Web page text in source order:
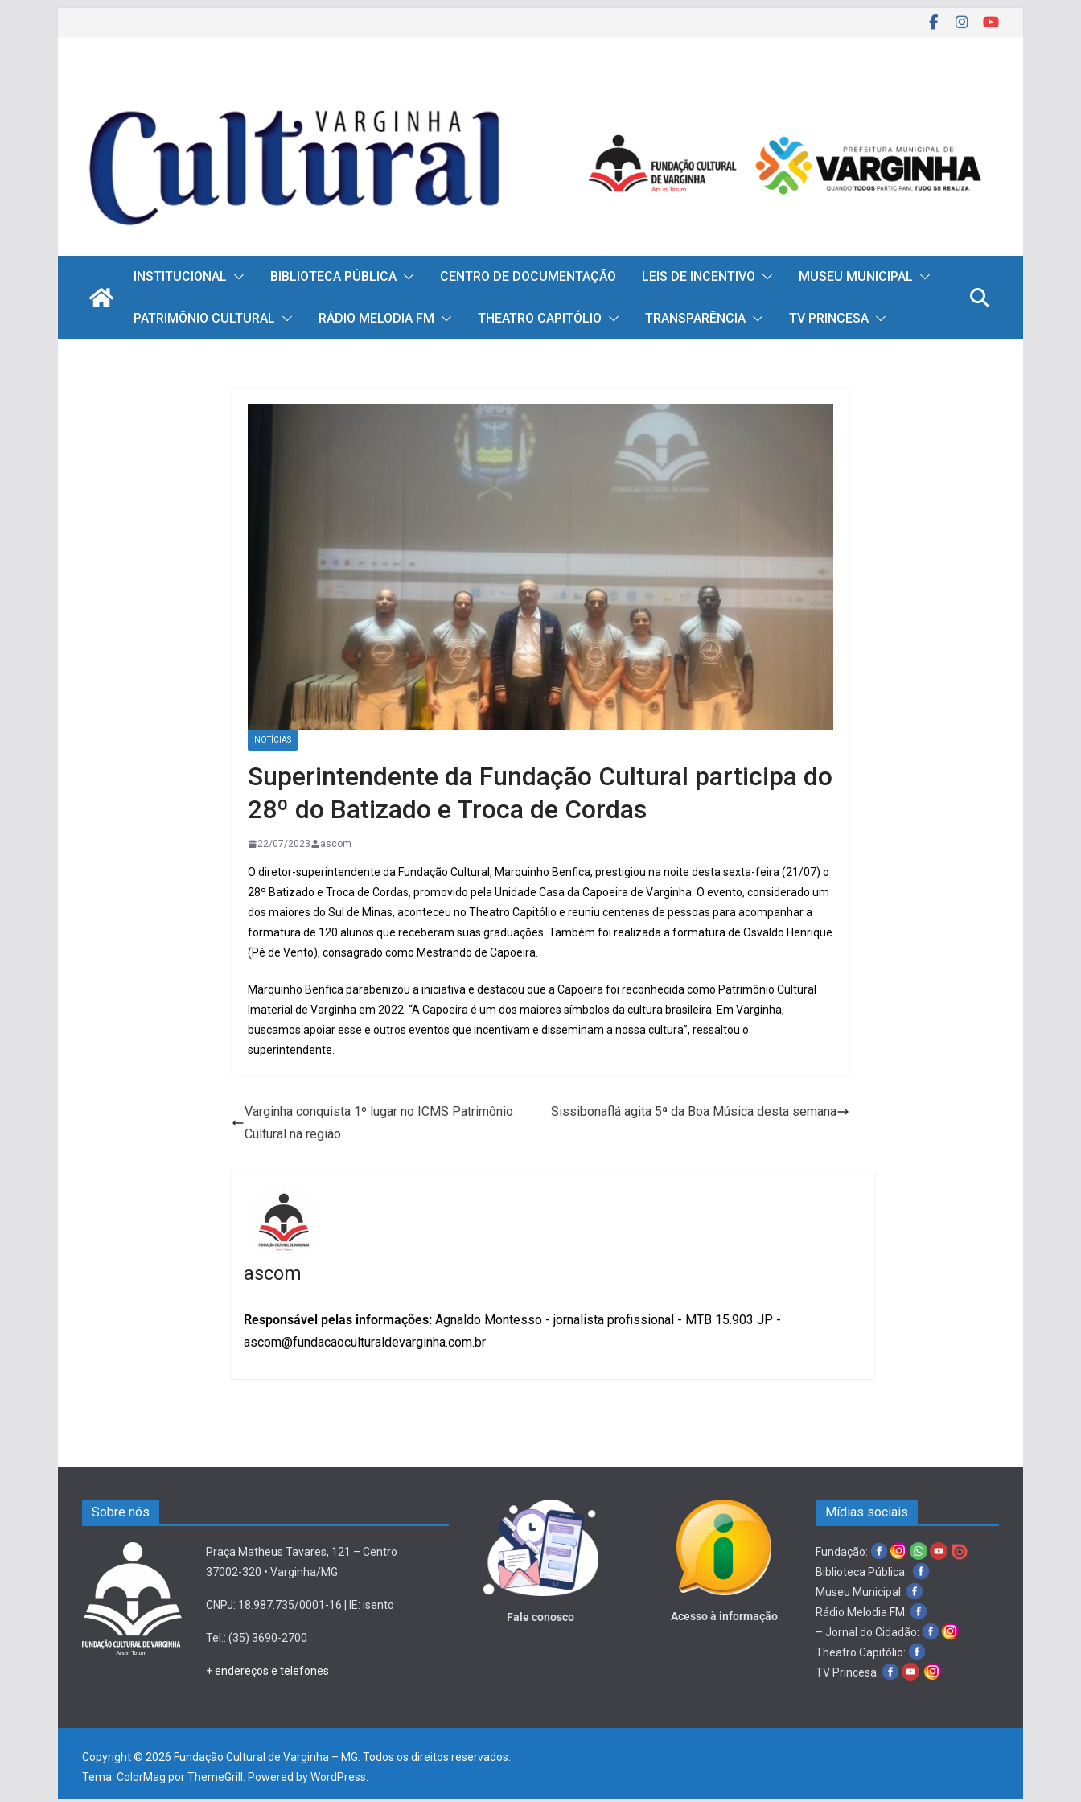
INSTITUCIONAL BIBLIOTECA PÚBLICA CENTRO DE DOCUMENTAÇÃO LEIS DE INCENTIVO MUSEU MUNICIPAL
PATRIMÔNIO CULTURAL RÁDIO MELODIA FM THEATRO CAPITÓLIO TRANSPARÊNCIA TV PRINCESA
NOTÍCIAS
Superintendente da Fundação Cultural participa do
28º do Batizado e Troca de Cordas
22/07/2023 ascom
O diretor-superintendente da Fundação Cultural, Marquinho Benfica, prestigiou na noite desta sexta-feira (21/07) o
28º Batizado e Troca de Cordas, promovido pela Unidade Casa da Capoeira de Varginha. O evento, considerado um
dos maiores do Sul de Minas, aconteceu no Theatro Capitólio e reuniu centenas de pessoas para acompanhar a
formatura de 120 alunos que receberam suas graduações. Também foi realizada a formatura de Osvaldo Henrique
(Pé de Vento), consagrado como Mestrando de Capoeira.
Marquinho Benfica parabenizou a iniciativa e destacou que a Capoeira foi reconhecida como Patrimônio Cultural
Imaterial de Varginha em 2022. “A Capoeira é um dos maiores símbolos da cultura brasileira. Em Varginha,
buscamos apoiar esse e outros eventos que incentivam e disseminam a nossa cultura”, ressaltou o
superintendente.
Varginha conquista 1º lugar no ICMS Patrimônio
Cultural na região
Sissibonaflá agita 5ª da Boa Música desta semana
ascom
Responsável pelas informações: Agnaldo Montesso - jornalista profissional - MTB 15.903 JP -
ascom@fundacaoculturaldevarginha.com.br
Sobre nós
Praça Matheus Tavares, 121 – Centro
37002-320 • Varginha/MG
CNPJ: 18.987.735/0001-16 | IE: isento
Tel.: (35) 3690-2700
+ endereços e telefones
Fale conosco Acesso à informação
Mídias sociais
Fundação:
Biblioteca Pública:
Museu Municipal:
Rádio Melodia FM:
– Jornal do Cidadão:
Theatro Capitólio:
TV Princesa:
Copyright © 2026 Fundação Cultural de Varginha – MG . Todos os direitos reservados.
Tema: ColorMag por ThemeGrill. Powered byWordPress